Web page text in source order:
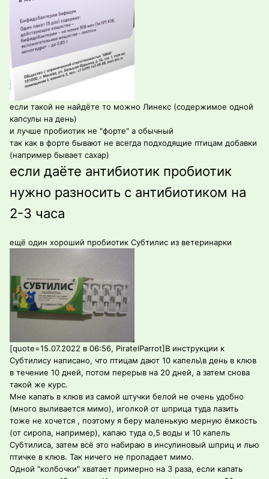
если такой не найдёте то можно Линекс (содержимое одной
капсулы на день)
и лучше пробиотик не "форте" а обычный
так как в форте бывают не всегда подходящие птицам добавки
(например бывает сахар)
если даёте антибиотик пробиотик
нужно разносить с антибиотиком на
2-3 часа
ещё один хороший пробиотик Субтилис из ветеринарки
[quote=15.07.2022 в 06:56, PiratelParrot]В инструкции к
Субтилису написано, что птицам дают 10 капель\в день в клюв
в течение 10 дней, потом перерыв на 20 дней, а затем снова
такой же курс.
Мне капать в клюв из самой штучки белой не очень удобно
(много выливается мимо), иголкой от шприца туда лазить
тоже не хочется , поэтому я беру маленькую мерную ёмкость
(от сиропа, например), капаю туда о,5 воды и 10 капель
Субтилиса, затем всё это набираю в инсулиновый шприц и лью
птичке в клюв. Так ничего не пропадает мимо.
Одной "колбочки" хватает примерно на 3 раза, если капать